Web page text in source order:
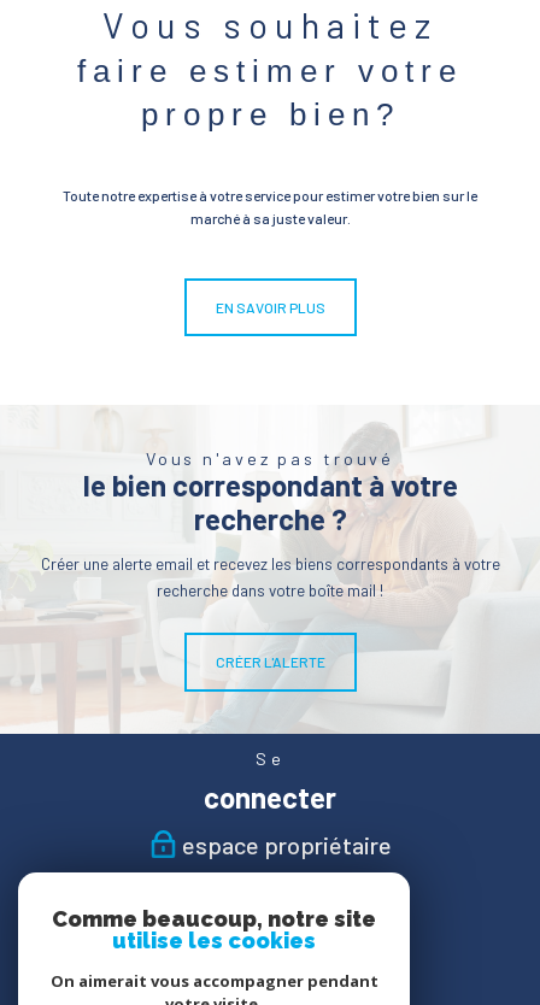
Vous souhaitez
faire estimer votre
propre bien?
Toute notre expertise à votre service pour estimer votre bien sur le
marché à sa juste valeur.
EN SAVOIR PLUS
Vous n'avez pas trouvé
le bien correspondant à votre
recherche ?
Créer une alerte email et recevez les biens correspondants à votre
recherche dans votre boîte mail !
CRÉER L'ALERTE
Se
connecter
espace propriétaire
suivre
Comme beaucoup, notre site
utilise les cookies
On aimerait vous accompagner pendant